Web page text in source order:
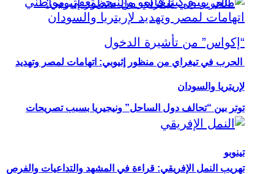
توتر بين “تحالف دول الساحل” ونيجيريا بسبب تصريحات
تينوبو
الحرب في تيغراي من منظور إثيوبي: اتهامات لمصر وتهديد
لإريتريا والسودان
تهريب النمل الإفريقي: قراءة في المشهد والتداعيات والفرص